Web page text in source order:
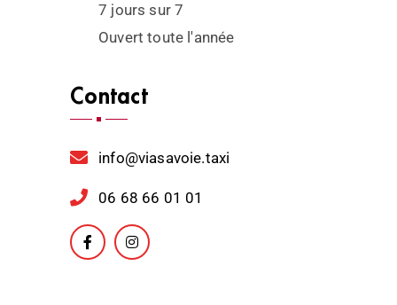
7 jours sur 7
Ouvert toute l'année
Contact
info@viasavoie.taxi
06 68 66 01 01